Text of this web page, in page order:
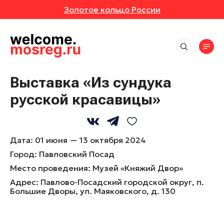
Золотое кольцо России
Места
Отели
Рестораны
Природа и животные
Отдохнуть и выспаться
Рыбалка
Фермы
Экскурсионные маршруты
Спортивные маршруты
Народные художественные промыслы
Детские маршруты
Москва + Подмосковье: два ритма
идеального путешествия
Автомобильные маршруты
События
Выставки
Фестивали
Концерты
Экскурсии
Мастер-классы
Новости
Музеи
Гиды
КЛАССЫ
ПРОФИЛЯ
Выставка «Из сундука
русской красавицы»
Дата: 01 июня — 13 октября 2024
Город: Павловский Посад
Место проведения: Музей «Княжий Двор»
Адрес: Павлово-Посадский городской округ, п.
Большие Дворы, ул. Маяковского, д. 130